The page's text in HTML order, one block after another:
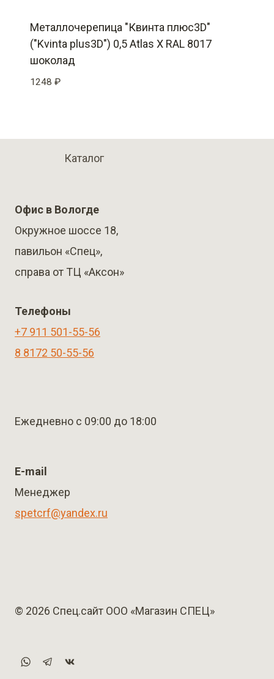
Металлочерепица "Квинта плюс3D"
("Kvinta plus3D") 0,5 Atlas X RAL 8017
шоколад
1248 ₽
Каталог
Офис в Вологде
Окружное шоссе 18,
павильон «Спец»,
справа от ТЦ «Аксон»
Телефоны
+7 911 501-55-56
8 8172 50-55-56
Ежедневно с 09:00 до 18:00
E-mail
Менеджер
spetcrf@yandex.ru
© 2026 Спец.сайт ООО «Магазин СПЕЦ»